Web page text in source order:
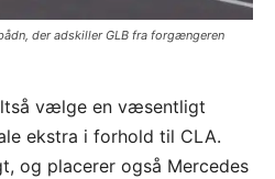
der adskiller GLB fra forgængeren
vælge en væsentligt
ekstra i forhold til CLA.
og placerer også Mercedes